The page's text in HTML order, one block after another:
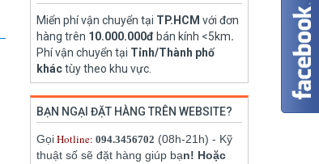
Miển phí vận chuyển tại TP.HCM với đơn
hàng trên 10.000.000đ bán kính <5km.
Phí vận chuyển tại Tỉnh/Thành phố
kháctùy theo khu vực.
BẠN NGẠI ĐẶT HÀNG TRÊN WEBSITE?
GọiHotline: 094.3456702 (08h-21h) - Kỹ
thuật số sẽ đặt hàng giúp bạn! Hoặc